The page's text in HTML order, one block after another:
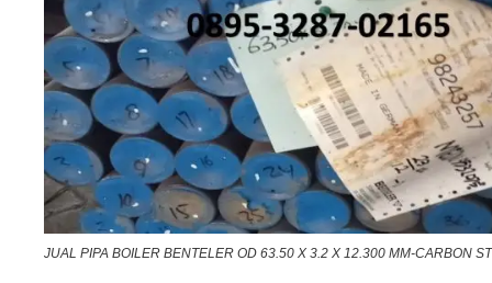
JUAL PIPA BOILER BENTELER OD 63.50 X 3.2 X 12.300 MM-CARBON